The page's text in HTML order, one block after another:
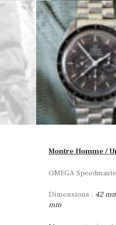
Montre Homme /
OMEGA
Dimensions : 42
mm